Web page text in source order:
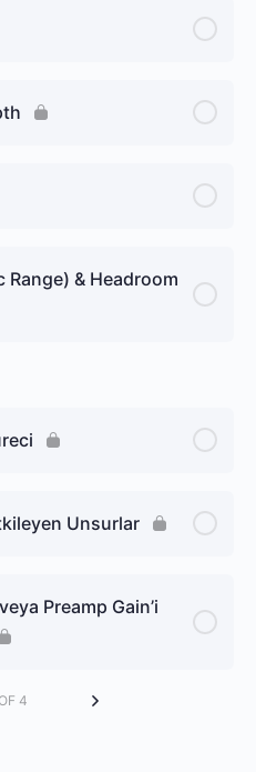
Range) & Headroom
Unsurlar
Preamp Gain’i
4